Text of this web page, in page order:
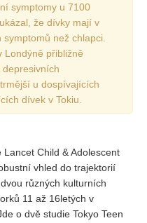
2023
2022
2022
2021
2020
2019
2019
symptomy u 7100
že dívky mají v
než chlapci.
Londýně přibližně
u dospívajících
dívek v Tokiu.
Child & Adolescent
vhled do trajektorií
různých kulturních
11 až 16letých v
o dvě studie Tokyo Teen